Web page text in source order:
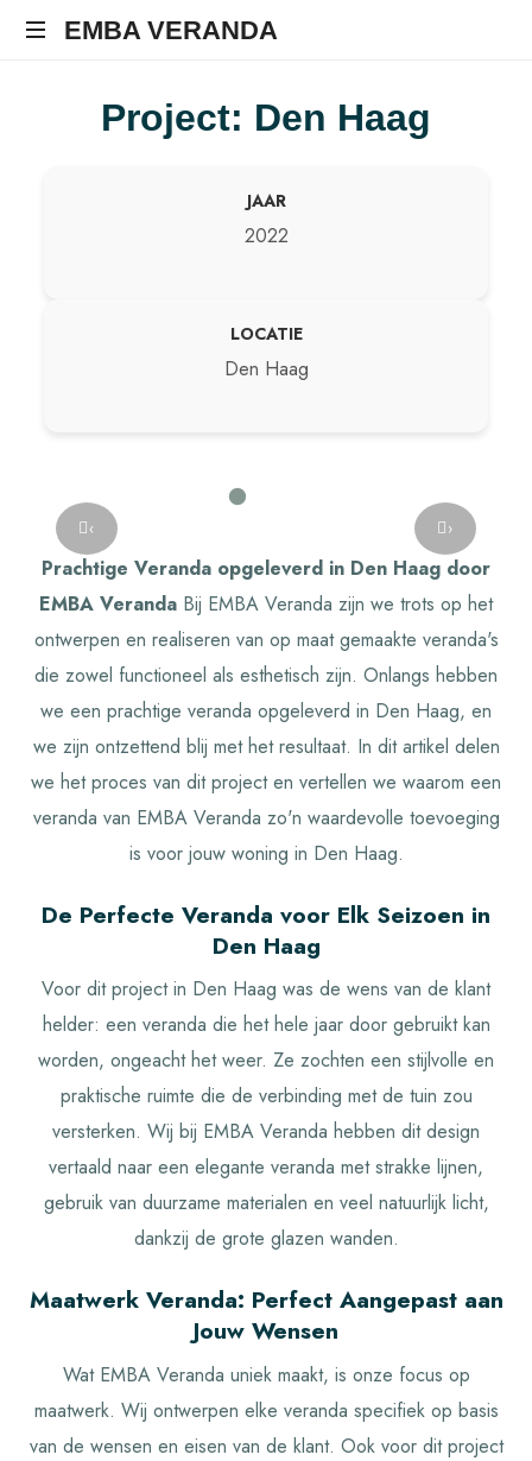
EMBA VERANDA
Project: Den Haag
JAAR
2022
LOCATIE
Den Haag
‹ ›
Prachtige Veranda opgeleverd in Den Haag door
EMBA Veranda Bij EMBA Veranda zijn we trots op het
ontwerpen en realiseren van op maat gemaakte veranda's
die zowel functioneel als esthetisch zijn. Onlangs hebben
we een prachtige veranda opgeleverd in Den Haag, en
we zijn ontzettend blij met het resultaat. In dit artikel delen
we het proces van dit project en vertellen we waarom een
veranda van EMBA Veranda zo'n waardevolle toevoeging
is voor jouw woning in Den Haag.
De Perfecte Veranda voor Elk Seizoen in
Den Haag
Voor dit project in Den Haag was de wens van de klant
helder: een veranda die het hele jaar door gebruikt kan
worden, ongeacht het weer. Ze zochten een stijlvolle en
praktische ruimte die de verbinding met de tuin zou
versterken. Wij bij EMBA Veranda hebben dit design
vertaald naar een elegante veranda met strakke lijnen,
gebruik van duurzame materialen en veel natuurlijk licht,
dankzij de grote glazen wanden.
Maatwerk Veranda: Perfect Aangepast aan
Jouw Wensen
Wat EMBA Veranda uniek maakt, is onze focus op
maatwerk. Wij ontwerpen elke veranda specifiek op basis
van de wensen en eisen van de klant. Ook voor dit project